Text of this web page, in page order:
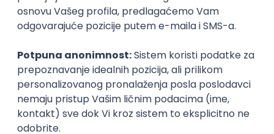
Najnoviji poslovi svakog dana u tvom
inboxu
Prijavi se
Backend Developer (Node) Part-time
Zoftify — Travel Software Development
Rad od kuće